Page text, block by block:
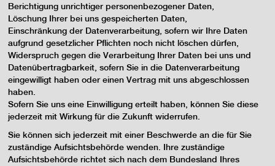
Berichtigung unrichtiger personenbezogener Daten,
Löschung Ihrer bei uns gespeicherten Daten,
Einschränkung der Datenverarbeitung, sofern wir Ihre Daten
aufgrund gesetzlicher Pflichten noch nicht löschen dürfen,
Widerspruch gegen die Verarbeitung Ihrer Daten bei uns und
Datenübertragbarkeit, sofern Sie in die Datenverarbeitung
eingewilligt haben oder einen Vertrag mit uns abgeschlossen
haben.
Sofern Sie uns eine Einwilligung erteilt haben, können Sie diese
jederzeit mit Wirkung für die Zukunft widerrufen.
Sie können sich jederzeit mit einer Beschwerde an die für Sie
zuständige Aufsichtsbehörde wenden. Ihre zuständige
Aufsichtsbehörde richtet sich nach dem Bundesland Ihres